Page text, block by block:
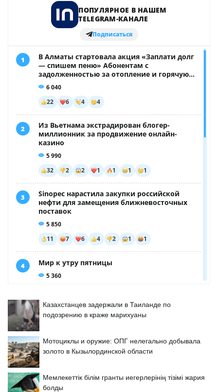
Казахстанцев задержали в Таиланде по
подозрению в краже марихуаны
Мотоциклы и оружие: ОПГ нелегально добывала
золото в Кызылординской области
Мемлекеттік білім гранты иегерлерінің тізімі жария
болды